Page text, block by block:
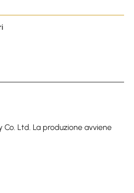
Ltd. La produzione avviene